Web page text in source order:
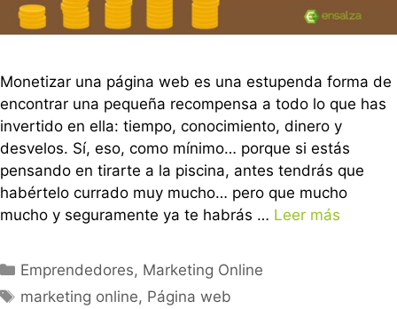
Monetizar una página web es una estupenda forma de
encontrar una pequeña recompensa a todo lo que has
invertido en ella: tiempo, conocimiento, dinero y
desvelos. Sí, eso, como mínimo… porque si estás
pensando en tirarte a la piscina, antes tendrás que
habértelo currado muy mucho… pero que mucho
mucho y seguramente ya te habrás … Leer más
Emprendedores, Marketing Online
marketing online, Página web